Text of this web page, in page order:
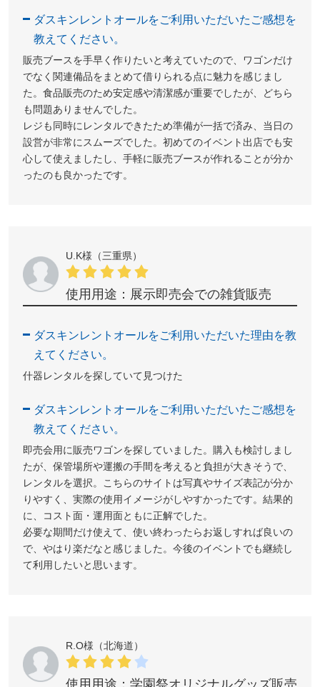
ダスキンレントオールをご利用いただいたご感想を
教えてください。
販売ブースを手早く作りたいと考えていたので、ワゴンだけ
でなく関連備品をまとめて借りられる点に魅力を感じまし
た。食品販売のため安定感や清潔感が重要でしたが、どちら
も問題ありませんでした。
レジも同時にレンタルできたため準備が一括で済み、当日の
設営が非常にスムーズでした。初めてのイベント出店でも安
心して使えましたし、手軽に販売ブースが作れることが分か
ったのも良かったです。
U.K様（三重県）
使用用途：展示即売会での雑貨販売
ダスキンレントオールをご利用いただいた理由を教
えてください。
什器レンタルを探していて見つけた
ダスキンレントオールをご利用いただいたご感想を
教えてください。
即売会用に販売ワゴンを探していました。購入も検討しまし
たが、保管場所や運搬の手間を考えると負担が大きそうで、
レンタルを選択。こちらのサイトは写真やサイズ表記が分か
りやすく、実際の使用イメージがしやすかったです。結果的
に、コスト面・運用面ともに正解でした。
必要な期間だけ使えて、使い終わったらお返しすれば良いの
で、やはり楽だなと感じました。今後のイベントでも継続し
て利用したいと思います。
R.O様（北海道）